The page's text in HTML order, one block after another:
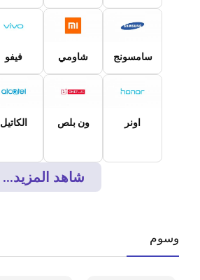
سامسونج شاومي فيفو
اونر ون بلص الكاتيل
شاهد المزيد...
وسوم